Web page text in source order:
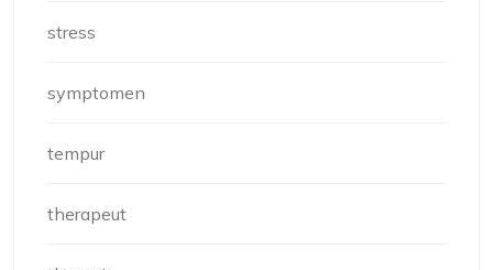
stress
symptomen
tempur
therapeut